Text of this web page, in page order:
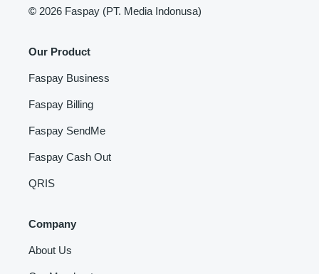
© 2026 Faspay (PT. Media Indonusa)
Our Product
Faspay Business
Faspay Billing
Faspay SendMe
Faspay Cash Out
QRIS
Company
About Us